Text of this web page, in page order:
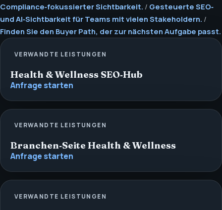
Compliance‑fokussierter Sichtbarkeit. / Gesteuerte SEO‑
und AI‑Sichtbarkeit für Teams mit vielen Stakeholdern. /
Finden Sie den Buyer Path, der zur nächsten Aufgabe passt.
VERWANDTE LEISTUNGEN
Health & Wellness SEO‑Hub
Anfrage starten
VERWANDTE LEISTUNGEN
Branchen‑Seite Health & Wellness
Anfrage starten
VERWANDTE LEISTUNGEN